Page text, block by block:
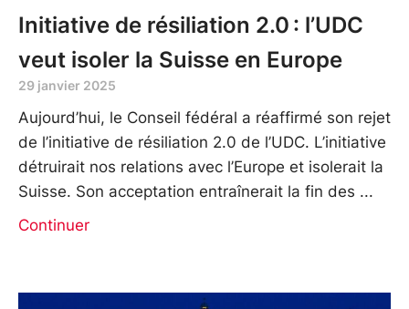
Initiative de résiliation 2.0 : l’UDC
veut isoler la Suisse en Europe
29 janvier 2025
Aujourd’hui, le Conseil fédéral a réaffirmé son rejet
de l’initiative de résiliation 2.0 de l’UDC. L’initiative
détruirait nos relations avec l’Europe et isolerait la
Suisse. Son acceptation entraînerait la fin des
Continuer